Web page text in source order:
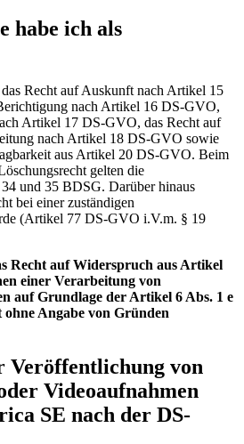
habe ich als
Recht auf Auskunft nach Artikel 15
nach Artikel 16 DS-GVO,
Artikel 17 DS-GVO, das Recht auf
nach Artikel 18 DS-GVO sowie
aus Artikel 20 DS-GVO. Beim
gelten die
und 35 BDSG. Darüber hinaus
bei einer zuständigen
(Artikel 77 DS-GVO i.V.m. § 19
Recht auf Widerspruch aus Artikel
einer Verarbeitung von
auf Grundlage der Artikel 6 Abs. 1 e
Angabe von Gründen
von
Videoaufnahmen
SE nach der DS-